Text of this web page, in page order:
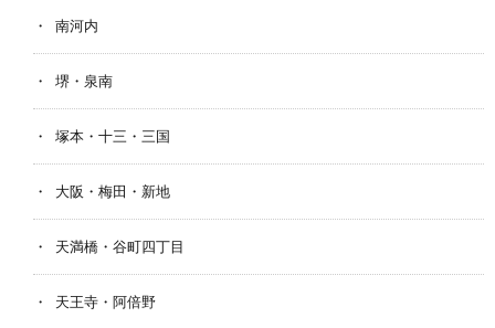
南河内
堺・泉南
塚本・十三・三国
大阪・梅田・新地
天満橋・谷町四丁目
天王寺・阿倍野